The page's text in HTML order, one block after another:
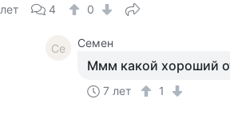
4 0
Се Семен
Ммм какой хороший
7 лет 1